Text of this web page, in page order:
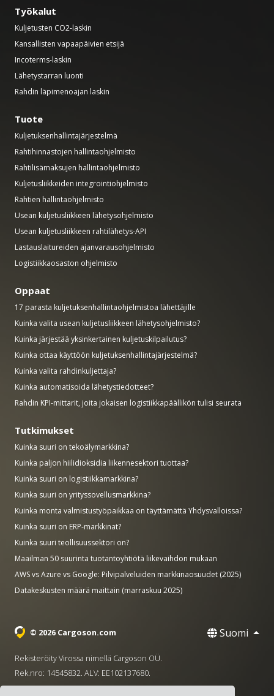
Työkalut
Kuljetusten CO2-laskin
Kansallisten vapaapäivien etsijä
Incoterms-laskin
Lähetystarran luonti
Rahdin läpimenoajan laskin
Tuote
Kuljetuksenhallintajärjestelmä
Rahtihinnastojen hallintaohjelmisto
Rahtilisämaksujen hallintaohjelmisto
Kuljetusliikkeiden integrointiohjelmisto
Rahtien hallintaohjelmisto
Usean kuljetusliikkeen lähetysohjelmisto
Usean kuljetusliikkeen rahtilähetys-API
Lastauslaitureiden ajanvarausohjelmisto
Logistiikkaosaston ohjelmisto
Oppaat
17 parasta kuljetuksenhallintaohjelmistoa lähettäjille
Kuinka valita usean kuljetusliikkeen lähetysohjelmisto?
Kuinka järjestää yksinkertainen kuljetuskilpailutus?
Kuinka ottaa käyttöön kuljetuksenhallintajärjestelmä?
Kuinka valita rahdinkuljettaja?
Kuinka automatisoida lähetystiedotteet?
Rahdin KPI-mittarit, joita jokaisen logistiikkapäällikön tulisi seurata
Tutkimukset
Kuinka suuri on tekoälymarkkina?
Kuinka paljon hiilidioksidia liikennesektori tuottaa?
Kuinka suuri on logistiikkamarkkina?
Kuinka suuri on yrityssovellusmarkkina?
Kuinka monta valmistustyöpaikkaa on täyttämättä Yhdysvalloissa?
Kuinka suuri on ERP-markkinat?
Kuinka suuri teollisuussektori on?
Maailman 50 suurinta tuotantoyhtiötä liikevaihdon mukaan
AWS vs Azure vs Google: Pilvipalveluiden markkinaosuudet (2025)
Datakeskusten määrä maittain (marraskuu 2025)
© 2026 Cargoson.com Suomi
Rekisteröity Virossa nimellä Cargoson OÜ.
Rek.nro: 14545832. ALV: EE102137680.